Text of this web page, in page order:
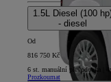
1.5L Diesel (100
- diesel
Od
816 750 Kč
6 st. manuální převodovka |
Prozkoumat